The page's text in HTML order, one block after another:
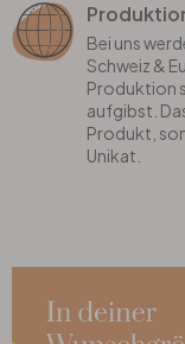
Bei uns
Schweiz &
Produktion
aufgibst.
Produkt,
Unikat.